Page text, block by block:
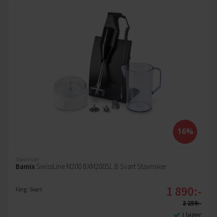
16%
Stavmixer
Bamix SwissLine M200 BXM200SL.B Svart Stavmixer
Färg: Svart 1 890:-
2 259:-
I lager